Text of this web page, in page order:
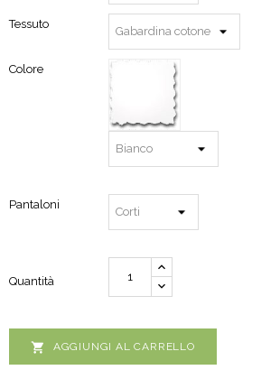
Tessuto
Colore
Pantaloni
Quantità
 AGGIUNGI AL CARRELLO